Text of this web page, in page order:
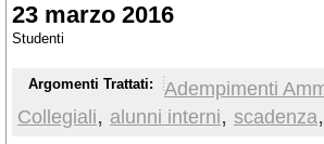
23 marzo 2016
Studenti
Argomenti Trattati: Adempimenti
Collegiali, alunni interni, scadenza,